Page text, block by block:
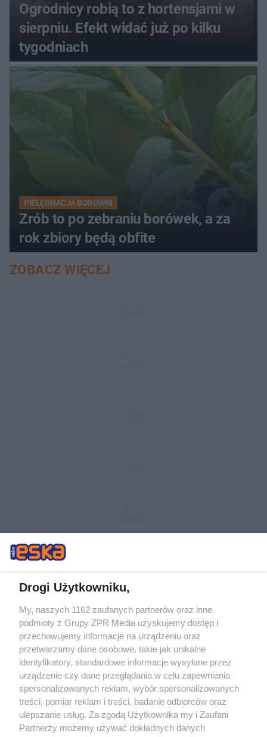
Ogrodnicy robią to z hortensjami w
sierpniu. Efekt widać już po kilku
tygodniach
PIELĘGNACJA BORÓWKI
Zrób to po zebraniu borówek, a za
rok zbiory będą obfite
ZOBACZ WIĘCEJ
Żaden utwór zamieszczony w serwisie nie może być powielany i
rozpowszechniany lub dalej rozpowszechniany w jakikolwiek sposób (w
tym także elektroniczny lub mechaniczny) na jakimkolwiek polu
eksploatacji w jakiejkolwiek formie, włącznie z umieszczaniem w
Internecie bez pisemnej zgody właściciela praw. Jakiekolwiek użycie lub
wykorzystanie utworów w całości lub w części z naruszeniem prawa,
tzn. bez właściwej zgody, jest zabronione pod groźbą kary i może być
ścigane prawnie.
Drogi Użytkowniku,
My, naszych 1162 zaufanych partnerów oraz inne
podmioty z Grupy ZPR Media uzyskujemy dostęp i
przechowujemy informacje na urządzeniu oraz
przetwarzamy dane osobowe, takie jak unikalne
identyfikatory, standardowe informacje wysyłane przez
urządzenie czy dane przeglądania w celu zapewniania
spersonalizowanych reklam, wybór spersonalizowanych
treści, pomiar reklam i treści, badanie odbiorców oraz
ulepszanie usług. Za zgodą Użytkownika my i Zaufani
Partnerzy możemy używać dokładnych danych